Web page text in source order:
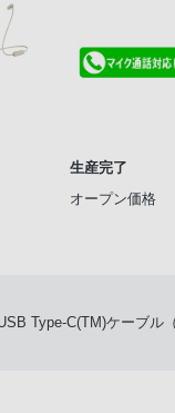
生産完了
オープン価格
Type-C(TM)ケーブル